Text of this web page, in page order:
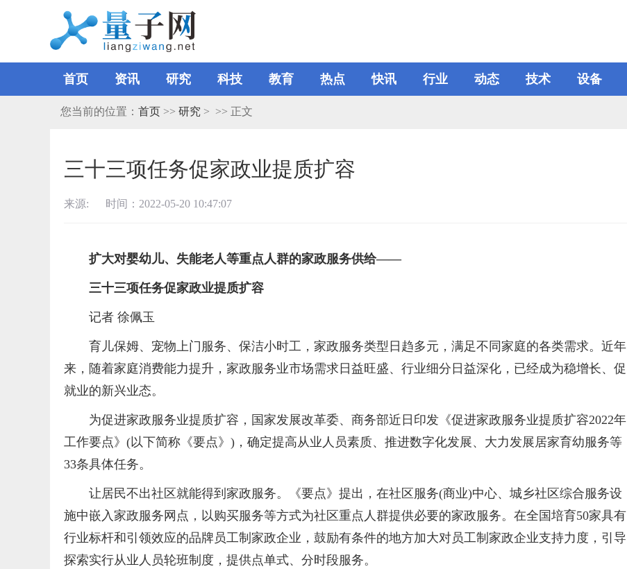
首页 资讯 研究 科技 教育 热点 快讯 行业 动态 技术 设备
您当前的位置： 首页 >> 研究 > >> 正文
三十三项任务促家政业提质扩容
来源: 时间：2022-05-20 10:47:07
扩大对婴幼儿、失能老人等重点人群的家政服务供给——
三十三项任务促家政业提质扩容
记者 徐佩玉
育儿保姆、宠物上门服务、保洁小时工，家政服务类型日趋多元，满足不同家庭的各类需求。近年
来，随着家庭消费能力提升，家政服务业市场需求日益旺盛、行业细分日益深化，已经成为稳增长、促
就业的新兴业态。
为促进家政服务业提质扩容，国家发展改革委、商务部近日印发《促进家政服务业提质扩容2022年
工作要点》(以下简称《要点》)，确定提高从业人员素质、推进数字化发展、大力发展居家育幼服务等
33条具体任务。
让居民不出社区就能得到家政服务。《要点》提出，在社区服务(商业)中心、城乡社区综合服务设
施中嵌入家政服务网点，以购买服务等方式为社区重点人群提供必要的家政服务。在全国培育50家具有
行业标杆和引领效应的品牌员工制家政企业，鼓励有条件的地方加大对员工制家政企业支持力度，引导
探索实行从业人员轮班制度，提供点单式、分时段服务。